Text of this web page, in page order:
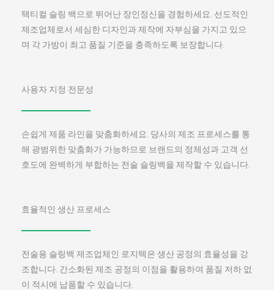
택티컬 슬링 백으로 뛰어난 장인정신을 경험하세요. 선도적인
제조업체로서 세심한 디자인과 제작에 자부심을 가지고 있으
며 각 가방이 최고 품질 기준을 충족하도록 보장합니다.
사용자 지정 전문성
손쉽게 제품 라인을 맞춤화하세요. 당사의 제조 프로세스를 통
해 광범위한 맞춤화가 가능하므로 브랜드의 정체성과 고객 선
호도에 완벽하게 부합하는 전술 슬링백을 제작할 수 있습니다.
효율적인 생산 프로세스
전술용 슬링백 제조업체인 로지텍은 생산 공정의 효율성을 강
조합니다. 간소화된 제조 공정의 이점을 활용하여 품질 저하 없
이 적시에 납품할 수 있습니다.